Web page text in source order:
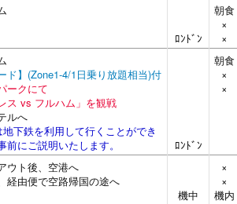
ﾛﾝﾄﾞﾝ
朝食
×
×
ド】(Zone1-4/1日乗り放題相当)付
ークにて
ス vs フルハム」を観戦
ルへ
下鉄を利用して行くことができ
前にご説明いたします。
ﾛﾝﾄﾞﾝ
朝食
×
×
ウト後、空港へ
経由便で空路帰国の途へ
機中
×
×
機内